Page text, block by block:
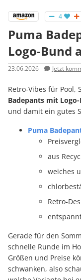
4
Puma
Logo-Bund
23.06.2026 Jetzt
Retro-Vibes für Pool,
Badepants mit Logo-
und damit ein gutes
Puma
aus
weiches
Retro-
Gerade für den
schnelle Runde im
Größen und Preise
schwanken, also